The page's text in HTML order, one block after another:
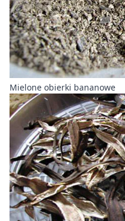
Mielone obierki bananowe